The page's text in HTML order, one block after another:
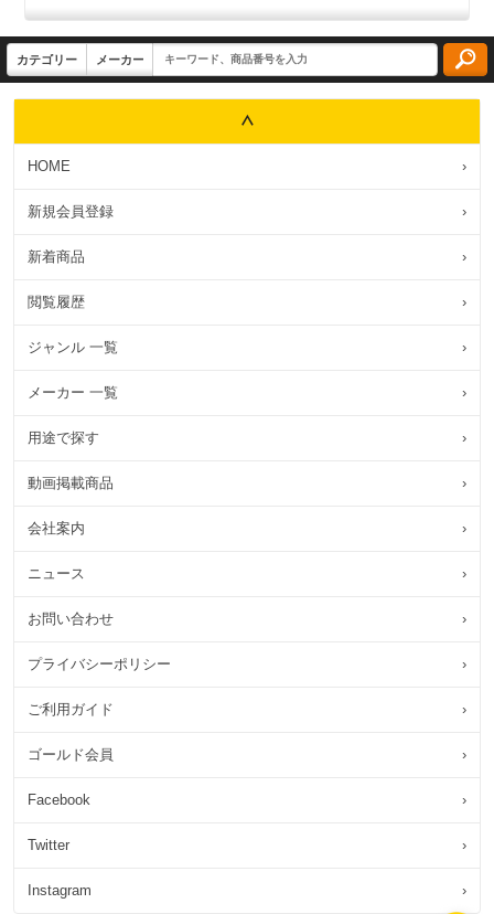
HOME ›
新規会員登録 ›
新着商品 ›
閲覧履歴 ›
ジャンル 一覧 ›
メーカー 一覧 ›
用途で探す ›
動画掲載商品 ›
会社案内 ›
ニュース ›
お問い合わせ ›
プライバシーポリシー ›
ご利用ガイド ›
ゴールド会員 ›
Facebook ›
Twitter ›
Instagram ›